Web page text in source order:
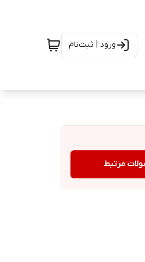
ورود | ثبت‌نام
مرتبط